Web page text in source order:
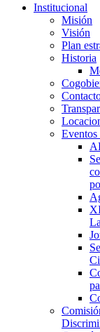
Institucional
Misión
Visión
Plan
Historia
Eventos